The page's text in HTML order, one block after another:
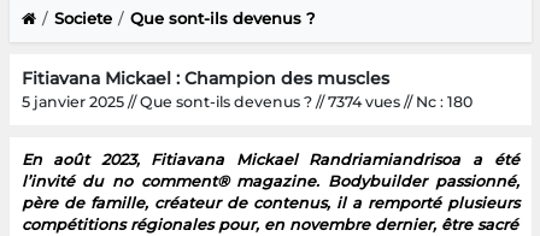
Societe Que sont-ils devenus ?
Fitiavana Mickael : Champion des muscles
5 janvier 2025 // Que sont-ils devenus ? // 7374 vues // Nc : 180
En août 2023, Fitiavana Mickael Randriamiandrisoa a été
l’invité du no comment® magazine. Bodybuilder passionné,
père de famille, créateur de contenus, il a remporté plusieurs
compétitions régionales pour, en novembre dernier, être sacré